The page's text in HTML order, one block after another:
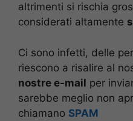
altrimenti si rischia
considerati altamente
Ci sono infetti, delle
riescono a risalire al
nostre e-mail per
sarebbe meglio non
chiamano SPAM